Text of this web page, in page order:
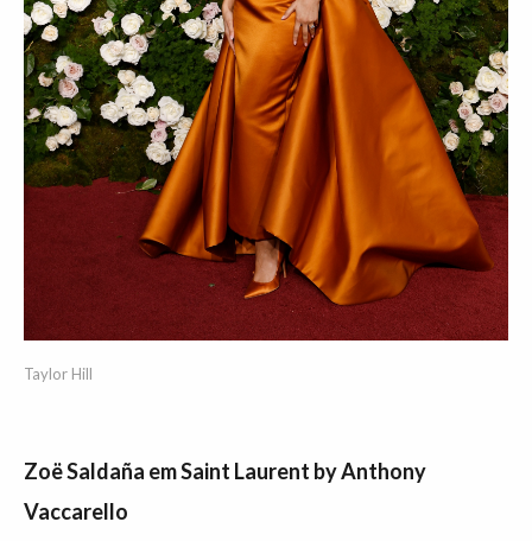
Taylor Hill
Zoë Saldaña em Saint Laurent by Anthony
Vaccarello